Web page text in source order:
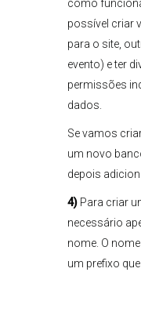
como
possível criar
para o site,
evento) e ter
permissões
dados.
Se vamos
um novo
depois
4) Para criar
necessário
nome. O
um prefixo